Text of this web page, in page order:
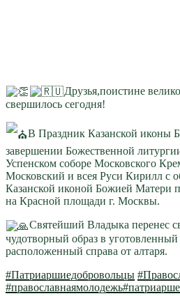
Друзья,поистине
свершилось сегодня!
В Праздник Казанской иконы
завершении Божественной
Успенском соборе Московского
Московский и всея Руси Кирилл с
Казанской иконой Божией Матери
на Красной площади г. Москвы.
Святейший Владыка перенес
чудотворный образ в
расположенный справа от алтаря.
#Патриаршиедобровольцы
#православнаямолодежь